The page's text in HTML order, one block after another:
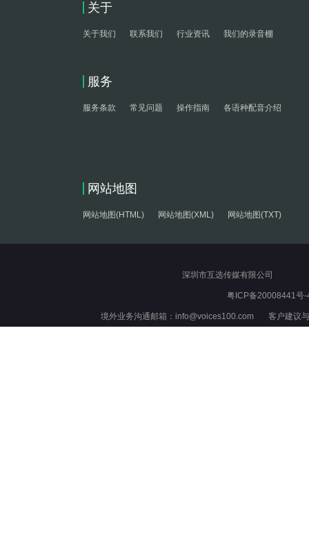
关于
关于我们 联系我们 行业资讯 我们的录音棚
服务
服务条款 常见问题 操作指南 各语种配音介绍
网站地图
网站地图(HTML) 网站地图(XML) 网站地图(TXT)
深圳市互选传媒有限公司
粤ICP备20008441号-
境外业务沟通邮箱：info@voices100.com 客户建议